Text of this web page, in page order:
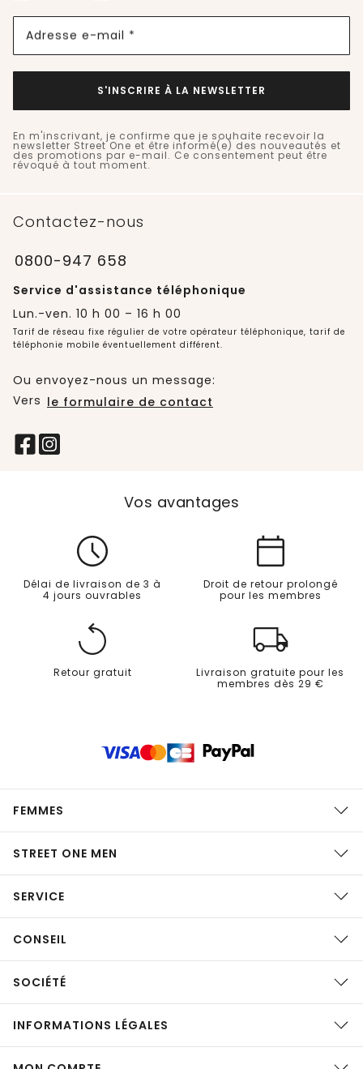
Adresse e-mail *
S'INSCRIRE À LA NEWSLETTER
En m'inscrivant, je confirme que je souhaite recevoir la
newsletter Street One et être informé(e) des nouveautés et
des promotions par e-mail. Ce consentement peut être
révoqué à tout moment.
Contactez-nous
0800-947 658
Service d'assistance téléphonique
Lun.-ven. 10 h 00 – 16 h 00
Tarif de réseau fixe régulier de votre opérateur téléphonique, tarif de
téléphonie mobile éventuellement différent.
Ou envoyez-nous un message:
Vers le formulaire de contact
Vos avantages
Délai de livraison de 3 à
4 jours ouvrables
Droit de retour prolongé
pour les membres
Retour gratuit
Livraison gratuite pour les
membres dès 29 €
FEMMES
STREET ONE MEN
SERVICE
CONSEIL
SOCIÉTÉ
INFORMATIONS LÉGALES